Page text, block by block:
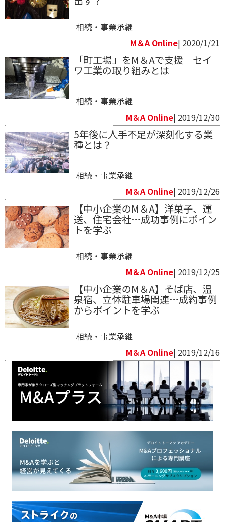
相続・事業承継
M＆A Online| 2020/1/21
「町工場」をM＆Aで支援 セイ
ワ工業の取り組みとは
相続・事業承継
M＆A Online| 2019/12/30
5年後に人手不足が深刻化する業
種とは？
相続・事業承継
M＆A Online| 2019/12/26
【中小企業のM＆A】洋菓子、運
送、住宅会社…成功事例にポイン
トを学ぶ
相続・事業承継
M＆A Online| 2019/12/25
【中小企業のM＆A】そば店、温
泉宿、立体駐車場関連…成約事例
からポイントを学ぶ
相続・事業承継
M＆A Online| 2019/12/16